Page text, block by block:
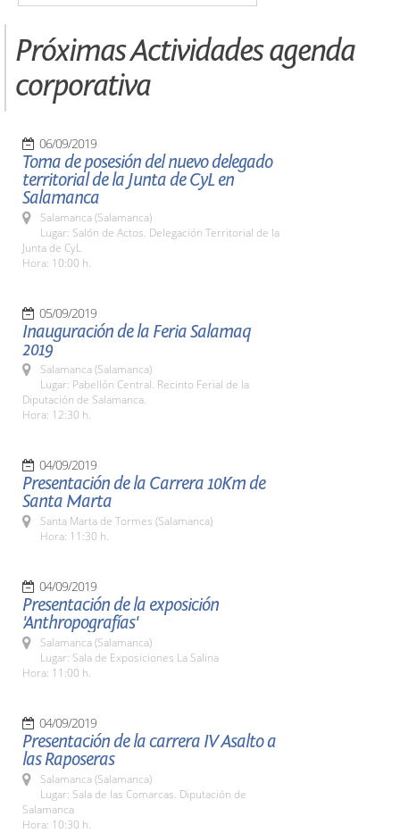
Próximas Actividades agenda
corporativa
06/09/2019
Toma de posesión del nuevo delegado
territorial de la Junta de CyL en
Salamanca
Salamanca (Salamanca)
Lugar: Salón de Actos. Delegación Territorial de la
Junta de CyL
Hora: 10:00 h.
05/09/2019
Inauguración de la Feria Salamaq
2019
Salamanca (Salamanca)
Lugar: Pabellón Central. Recinto Ferial de la
Diputación de Salamanca.
Hora: 12:30 h.
04/09/2019
Presentación de la Carrera 10Km de
Santa Marta
Santa Marta de Tormes (Salamanca)
Hora: 11:30 h.
04/09/2019
Presentación de la exposición
'Anthropografías'
Salamanca (Salamanca)
Lugar: Sala de Exposiciones La Salina
Hora: 11:00 h.
04/09/2019
Presentación de la carrera IV Asalto a
las Raposeras
Salamanca (Salamanca)
Lugar: Sala de las Comarcas. Diputación de
Salamanca
Hora: 10:30 h.